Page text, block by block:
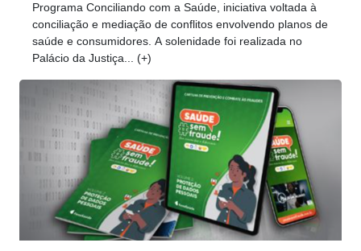
Programa Conciliando com a Saúde, iniciativa voltada à
conciliação e mediação de conflitos envolvendo planos de
saúde e consumidores. A solenidade foi realizada no
Palácio da Justiça... (+)